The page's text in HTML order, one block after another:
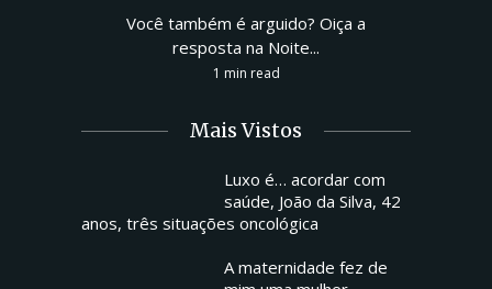
Você também é arguido? Oiça a
resposta na Noite...
1 min read
Mais Vistos
Luxo é… acordar com
saúde, João da Silva, 42
anos, três situações oncológica
A maternidade fez de